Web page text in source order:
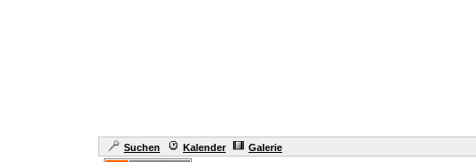
Suchen Kalender Galerie